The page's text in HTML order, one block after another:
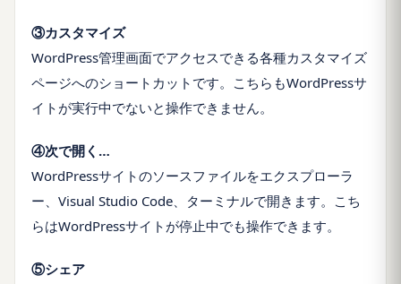
③カスタマイズ
WordPress管理画面でアクセスできる各種カスタマイズ
ページへのショートカットです。こちらもWordPressサ
イトが実行中でないと操作できません。
④次で開く…
WordPressサイトのソースファイルをエクスプローラ
ー、Visual Studio Code、ターミナルで開きます。こち
らはWordPressサイトが停止中でも操作できます。
⑤シェア